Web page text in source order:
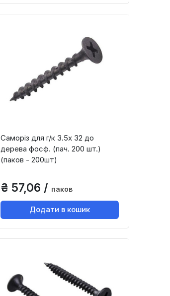
Саморіз для г/к 3.5х 32 до
дерева фосф. (пач. 200 шт.)
(паков - 200шт)
₴ 57,06 / паков
Додати в кошик